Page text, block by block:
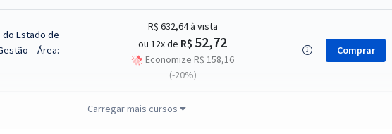
do Estado de
– Área:
R$ 632,64à vista
ou 12x de R$ 52,72
Economize R$ 158,16
(-20%)
Comprar
R$ 632,64
Carregar mais cursos